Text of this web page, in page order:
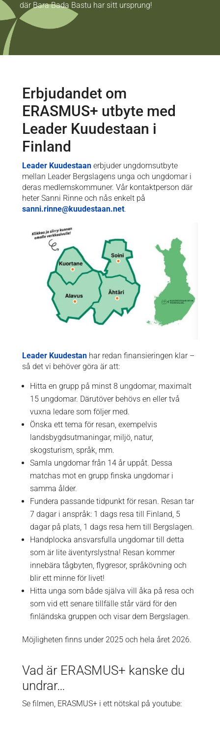
där Bara Bada Bastu har sitt ursprung!
Erbjudandet om
ERASMUS+ utbyte med
Leader Kuudestaan i
Finland
Leader Kuudestaanerbjuder ungdomsutbyte
mellan Leader Bergslagens unga och ungdomar i
deras medlemskommuner. Vår kontaktperson där
heter Sanni Rinne och nås enkelt på
sanni.rinne@kuudestaan.net.
Leader Kuudestanhar redan finansieringen klar –
så det vi behöver göra är att:
Hitta en grupp på minst 8 ungdomar, maximalt
15 ungdomar. Därutöver behövs en eller två
vuxna ledare som följer med.
Önska ett tema för resan, exempelvis
landsbygdsutmaningar, miljö, natur,
skogsturism, språk, mm.
Samla ungdomar från 14 år uppåt. Dessa
matchas mot en grupp finska ungdomar i
samma ålder.
Fundera passande tidpunkt för resan. Resan tar
7 dagar i anspråk: 1 dags resa till Finland, 5
dagar på plats, 1 dags resa hem till Bergslagen.
Handplocka ansvarsfulla ungdomar till detta
som är lite äventyrslystna! Resan kommer
innebära tågbyten, flygresor, språkövning och
blir ett minne för livet!
Hitta unga som både själva vill åka på resa och
som vid ett senare tillfälle står värd för den
finländska gruppen och visar dem Bergslagen.
Möjligheten finns under 2025 och hela året 2026.
Vad är ERASMUS+ kanske du
undrar…
Se filmen, ERASMUS+ i ett nötskal på youtube: